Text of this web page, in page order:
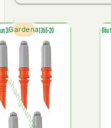
- 27%
Gardena